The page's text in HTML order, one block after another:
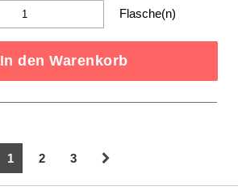
Flasche(n)
In den Warenkorb
1 2 3